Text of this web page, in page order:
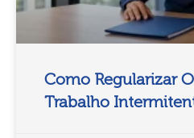
Como Regularizar
Trabalho